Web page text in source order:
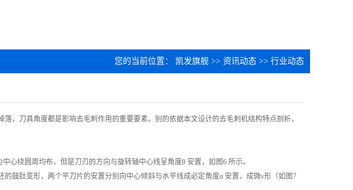
针阀体圈槽加工您的当前位置： 凯发旗舰 >> 资讯动态 >> 行业动态
，刀具角度都是影响去毛刺作用的重要要素。别的依据本文设计的去毛刺机结构特点剖析，
绕圆周均布，但是刀刃的方向与旋转轴中心线呈角度θ 安置，如图6 所示。
肚变形，两个平刀片的安置分别向中心倾斜与水平线成必定角度α 安置，成微v形（如图7